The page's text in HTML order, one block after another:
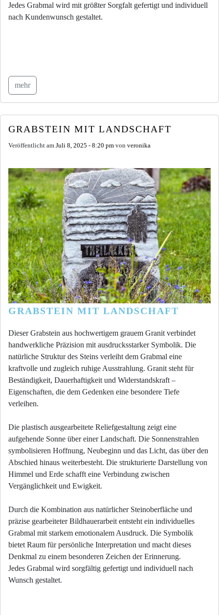
Jedes Grabmal wird mit größter Sorgfalt gefertigt und individuell
nach Kundenwunsch gestaltet.
mehr
GRABSTEIN MIT LANDSCHAFT
Veröffentlicht am Juli 8, 2025 - 8:20 pm von veronika
GRABSTEIN MIT LANDSCHAFT
Dieser Grabstein aus hochwertigem grauem Granit verbindet
handwerkliche Präzision mit ausdrucksstarker Symbolik. Die
natürliche Struktur des Steins verleiht dem Grabmal eine
kraftvolle und zugleich ruhige Ausstrahlung. Granit steht für
Beständigkeit, Dauerhaftigkeit und Widerstandskraft –
Eigenschaften, die dem Gedenken eine besondere Tiefe
verleihen.
Die plastisch ausgearbeitete Reliefgestaltung zeigt eine
aufgehende Sonne über einer Landschaft. Die Sonnenstrahlen
symbolisieren Hoffnung, Neubeginn und das Licht, das über den
Abschied hinaus weiterbesteht. Die strukturierte Darstellung von
Himmel und Erde schafft eine Verbindung zwischen
Vergänglichkeit und Ewigkeit.
Durch die Kombination aus natürlicher Steinoberfläche und
präzise gearbeiteter Bildhauerarbeit entsteht ein individuelles
Grabmal mit starkem emotionalem Ausdruck. Die Symbolik
bietet Raum für persönliche Interpretation und macht dieses
Denkmal zu einem besonderen Zeichen der Erinnerung.
Jedes Grabmal wird sorgfältig gefertigt und individuell nach
Wunsch gestaltet.